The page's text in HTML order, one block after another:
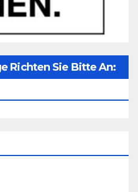
Richten Sie Bitte An: